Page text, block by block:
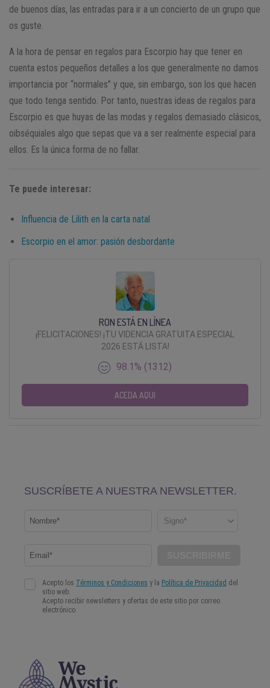
de buenos días, las entradas para ir a un concierto de un grupo que
os guste.
A la hora de pensar en regalos para Escorpio hay que tener en
cuenta estos pequeños detalles a los que generalmente no damos
importancia por “normales” y que, sin embargo, son los que hacen
que todo tenga sentido. Por tanto, nuestras ideas de regalos para
Escorpio es que huyas de las modas y regalos demasiado clásicos,
oibséquiales algo que sepas que va a ser realmente especial para
ellos. Es la única forma de no fallar.
Te puede interesar:
Influencia de Lilith en la carta natal
Escorpio en el amor: pasión desbordante
RON ESTÁ EN LÍNEA
¡FELICITACIONES! ¡TU VIDENCIA GRATUITA ESPECIAL
2026 ESTÁ LISTA!
98.1% (1312)
ACEDA AQUI